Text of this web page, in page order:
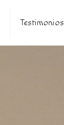
Testimonios